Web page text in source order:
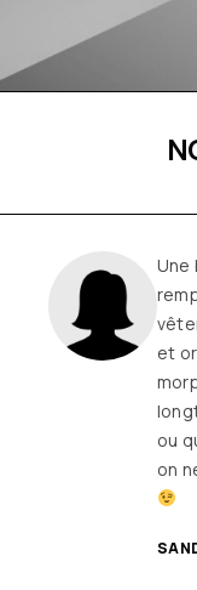
Une
et
ou
on